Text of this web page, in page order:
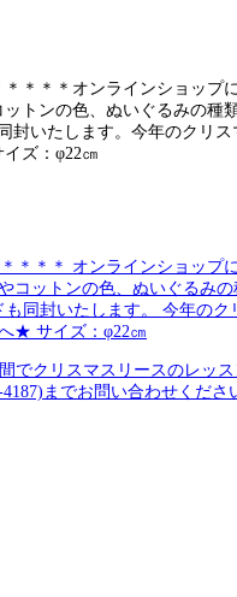
＊＊＊ オンラインショッ
ットンの色、ぬいぐるみ
同封いたします。 今年の
★ サイズ：φ22㎝
でクリスマスリースのレッ
までお問い合わせくださ